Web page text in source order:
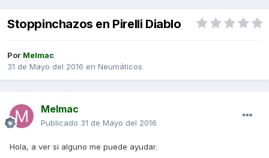
Stoppinchazos en Pirelli Diablo
Por Melmac
31 de Mayo del 2016 en Neumáticos
Melmac
Publicado 31 de Mayo del 2016
Hola, a ver si alguno me puede ayudar.